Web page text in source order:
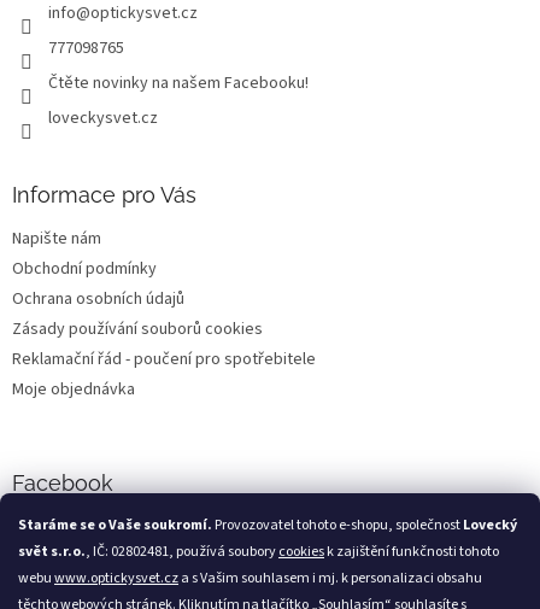
Staráme se o Vaše soukromí. Provozovatel tohoto e-shopu, společnostLovecký
svět s.r.o., IČ: 02802481, používá souborycookiesk zajištění funkčnosti tohoto
webuwww.optickysvet.cza s Vašim souhlasem i mj. k personalizaci obsahu
těchto webových stránek. Kliknutím na tlačítko „Souhlasím“ souhlasíte s
info@optickysvet.cz
777098765
Čtěte novinky na našem Facebooku!
loveckysvet.cz
Informace pro Vás
Napište nám
Obchodní podmínky
Ochrana osobních údajů
Zásady používání souborů cookies
Reklamační řád - poučení pro spotřebitele
Moje objednávka
Facebook
Loveckýsvět.cz